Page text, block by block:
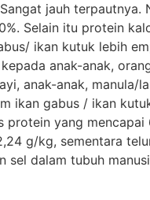
jauh
Selain itu protein
ikan kutuk lebih
anak-anak,
anak-anak,
ikan gabus / ikan
protein yang
g/kg, sementara
sel dalam tubuh